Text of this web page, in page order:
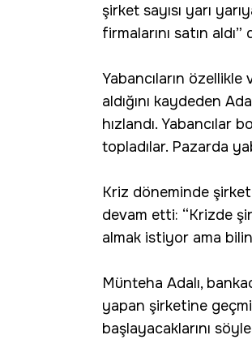
şirket sayısı yarı
firmalarını satın
Yabancıların özellikle
aldığını kaydeden
hızlandı. Yabancılar
topladılar. Pazarda
Kriz döneminde
devam etti: “Krizde
almak istiyor ama
Münteha Adalı,
yapan şirketine
başlayacaklarını